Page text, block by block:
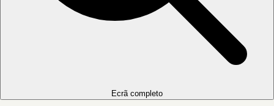
Ecrã completo